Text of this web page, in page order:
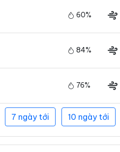
60%
84%
76%
7 ngày tới 10 ngày tới